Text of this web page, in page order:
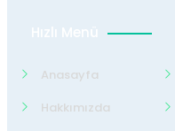
Hızlı Menü
Anasayfa
Hakkımızda